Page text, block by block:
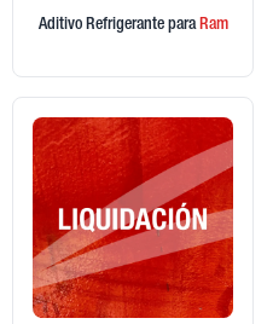
Aditivo Refrigerante paraRam